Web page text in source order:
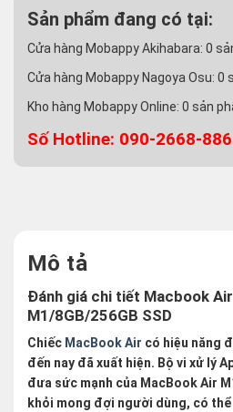
Sản phẩm đang có tại:
Cửa hàng Mobappy Akihabara: 0
Cửa hàng Mobappy Nagoya Osu: 0
Kho hàng Mobappy Online: 0 sản
Số Hotline: 090-2668-
Mô tả
Đánh giá chi tiết Macbook
M1/8GB/256GB SSD
Chiếc MacBook Air có hiệu năng
đến nay đã xuất hiện. Bộ vi xử lý
đưa sức mạnh của MacBook Air
khỏi mong đợi người dùng, có